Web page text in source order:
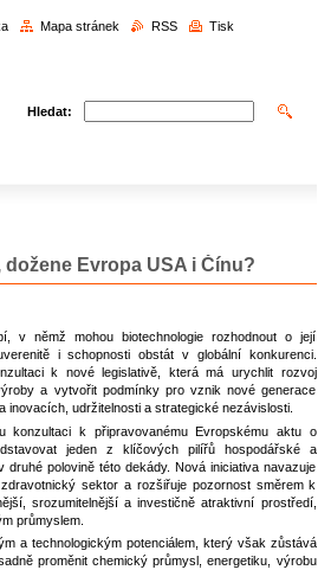
Hledat:
Mapa stránek RSS Tisk
Evropa USA i Čínu?
v němž mohou biotechnologie rozhodnout o její
i schopnosti obstát v globální konkurenci.
k nové legislativě, která má urychlit rozvoj
a vytvořit podmínky pro vznik nové generace
inovacích, udržitelnosti a strategické nezávislosti.
konzultaci k připravovanémuEvropskému aktu o
jeden z klíčových pilířů hospodářské a
polovině této dekády. Nová iniciativa navazuje
sektor a rozšiřuje pozornost směrem k
srozumitelnější a investičně atraktivní prostředí,
průmyslem.
a technologickým potenciálem, který však zůstává
proměnit chemický průmysl, energetiku, výrobu